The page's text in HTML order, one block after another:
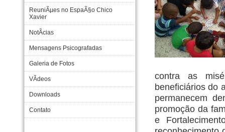
ReuniÃµes no EspaÃ§o Chico
Xavier
NotÃ­cias
Mensagens Psicografadas
Galeria de Fotos
VÃ­deos
Downloads
Contato
contra as
beneficiários do
permanecem
promoção da
e